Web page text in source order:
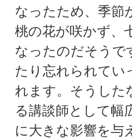
なったため、季節
桃の花が咲かず、
なったのだそうで
たり忘れられてい
れます。そうした
る講談師として幅
に大きな影響を与